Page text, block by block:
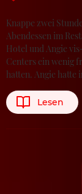
Knappe zwei
Abendessen im
Hotel und Angie
Centers ein wenig
hatten. Angie hatte
Lesen